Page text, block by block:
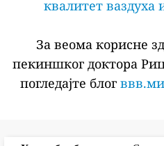
квалитет
За веома корисне
пекиншког доктора
погледајте блог